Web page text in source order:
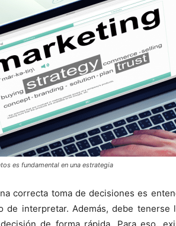
es fundamental en una estrategia
correcta toma de decisiones es
de interpretar. Además, debe